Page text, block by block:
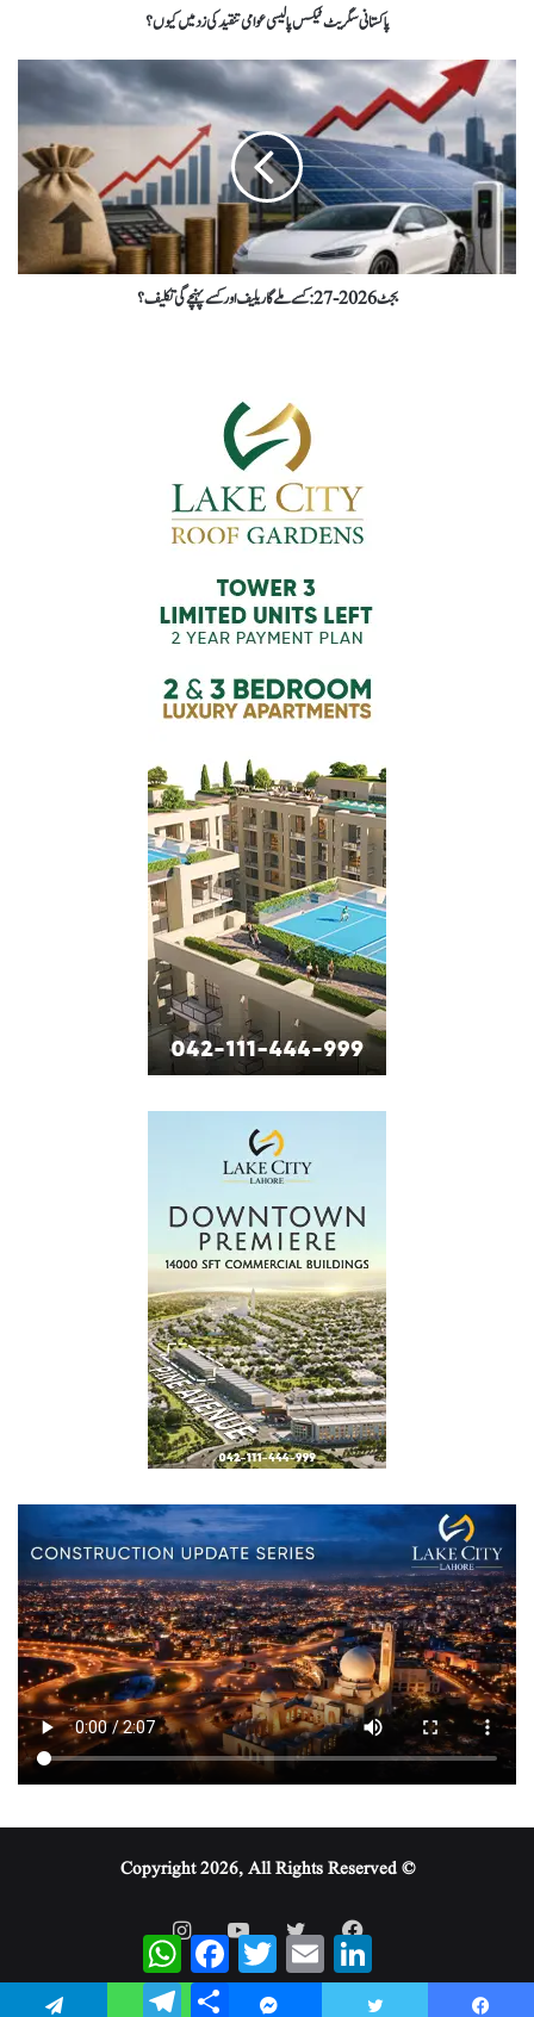
پاکستانی سگریٹ ٹیکس پالیسی عوامی تنقید کی زد میں کیوں؟
بجٹ 2026-27 : کسے ملے گا ریلیف اور کسے پہنچے گی تکلیف؟
© Copyright 2026, All Rights Reserved
WhatsAppFacebookTwitterEmail
LinkedIn
TelegramShare